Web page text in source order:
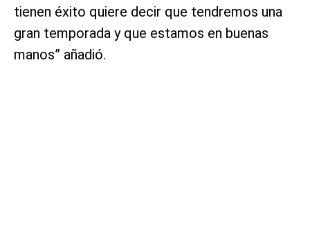
tienen éxito quiere decir que tendremos una
gran temporada y que estamos en buenas
manos” añadió.